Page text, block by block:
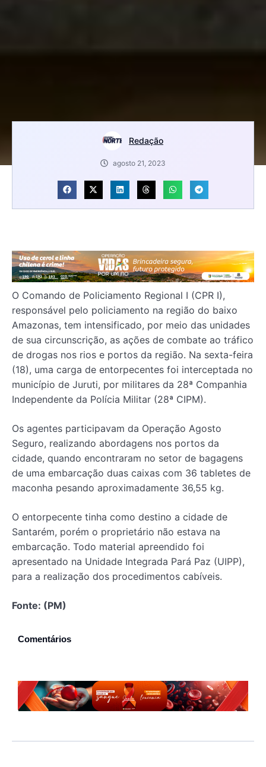
Redação
agosto 21, 2023
O Comando de Policiamento Regional I (CPR I),
responsável pelo policiamento na região do baixo
Amazonas, tem intensificado, por meio das unidades
de sua circunscrição, as ações de combate ao tráfico
de drogas nos rios e portos da região. Na sexta-feira
(18), uma carga de entorpecentes foi interceptada no
município de Juruti, por militares da 28ª Companhia
Independente da Polícia Militar (28ª CIPM).
Os agentes participavam da Operação Agosto
Seguro, realizando abordagens nos portos da
cidade, quando encontraram no setor de bagagens
de uma embarcação duas caixas com 36 tabletes de
maconha pesando aproximadamente 36,55 kg.
O entorpecente tinha como destino a cidade de
Santarém, porém o proprietário não estava na
embarcação. Todo material apreendido foi
apresentado na Unidade Integrada Pará Paz (UIPP),
para a realização dos procedimentos cabíveis.
Fonte: (PM)
Comentários